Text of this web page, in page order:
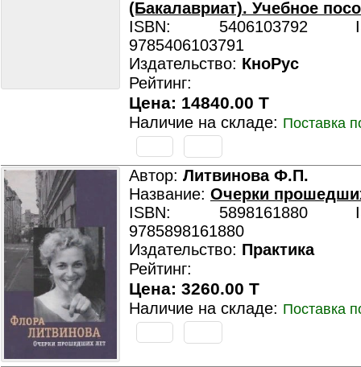
(Бакалавриат). Учебное
ISBN: 5406103792
9785406103791
Издательство: КноРус
Рейтинг:
Цена: 14840.00 T
Наличие на складе: Поставка
Автор: Литвинова Ф.П.
Название: Очерки
ISBN: 5898161880
9785898161880
Издательство: Практика
Рейтинг:
Цена: 3260.00 T
Наличие на складе: Поставка